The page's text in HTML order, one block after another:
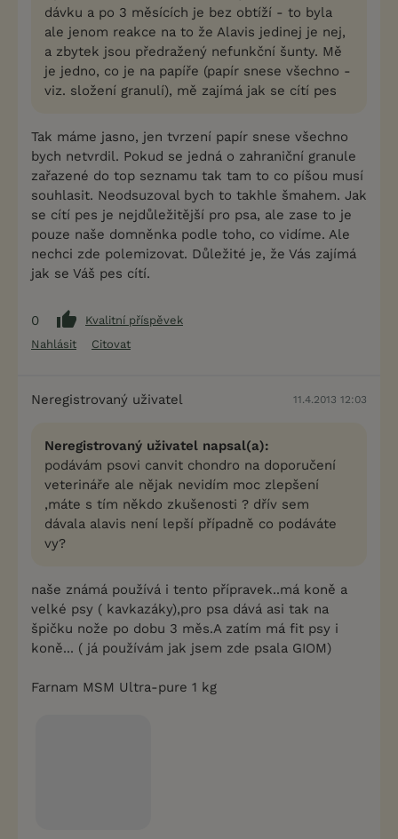
dávku a po 3 měsících je bez obtíží - to byla
ale jenom reakce na to že Alavis jedinej je nej,
a zbytek jsou předražený nefunkční šunty. Mě
je jedno, co je na papíře (papír snese všechno -
viz. složení granulí), mě zajímá jak se cítí pes
Tak máme jasno, jen tvrzení papír snese všechno
bych netvrdil. Pokud se jedná o zahraniční granule
zařazené do top seznamu tak tam to co píšou musí
souhlasit. Neodsuzoval bych to takhle šmahem. Jak
se cítí pes je nejdůležitější pro psa, ale zase to je
pouze naše domněnka podle toho, co vidíme. Ale
nechci zde polemizovat. Důležité je, že Vás zajímá
jak se Váš pes cítí.
0
Kvalitní příspěvek
Nahlásit
Citovat
Neregistrovaný uživatel 11.4.2013 12:03
Neregistrovaný uživatel napsal(a):
podávám psovi canvit chondro na doporučení
veterináře ale nějak nevidím moc zlepšení
,máte s tím někdo zkušenosti ? dřív sem
dávala alavis není lepší případně co podáváte
vy?
naše známá používá i tento přípravek..má koně a
velké psy ( kavkazáky),pro psa dává asi tak na
špičku nože po dobu 3 měs.A zatím má fit psy i
koně... ( já používám jak jsem zde psala GIOM)
Farnam MSM Ultra-pure 1 kg